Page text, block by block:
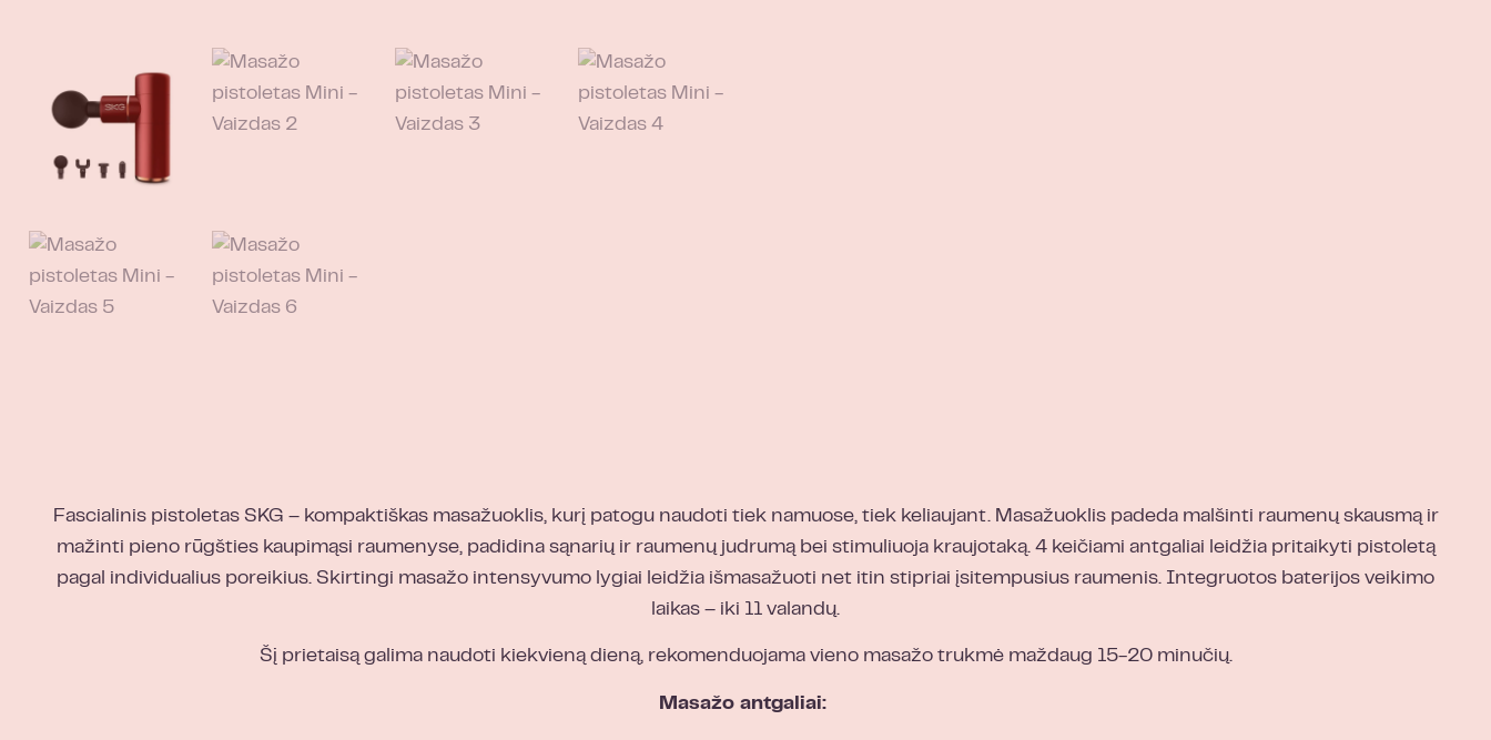
Fascialinis pistoletas SKG – kompaktiškas masažuoklis, kurį patogu naudoti tiek namuose, tiek keliaujant. Masažuoklis padeda malšinti raumenų skausmą ir
mažinti pieno rūgšties kaupimąsi raumenyse, padidina sąnarių ir raumenų judrumą bei stimuliuoja kraujotaką. 4 keičiami antgaliai leidžia pritaikyti pistoletą
pagal individualius poreikius. Skirtingi masažo intensyvumo lygiai leidžia išmasažuoti net itin stipriai įsitempusius raumenis. Integruotos baterijos veikimo
laikas – iki 11 valandų.
Šį prietaisą galima naudoti kiekvieną dieną, rekomenduojama vieno masažo trukmė maždaug 15-20 minučių.
Masažo antgaliai: